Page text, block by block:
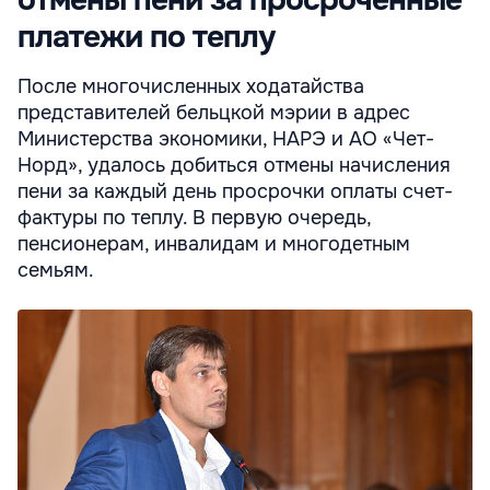
платежи по теплу
После многочисленных ходатайства
представителей бельцкой мэрии в адрес
Министерства экономики, НАРЭ и АО «Чет-
Норд», удалось добиться отмены начисления
пени за каждый день просрочки оплаты счет-
фактуры по теплу. В первую очередь,
пенсионерам, инвалидам и многодетным
семьям.